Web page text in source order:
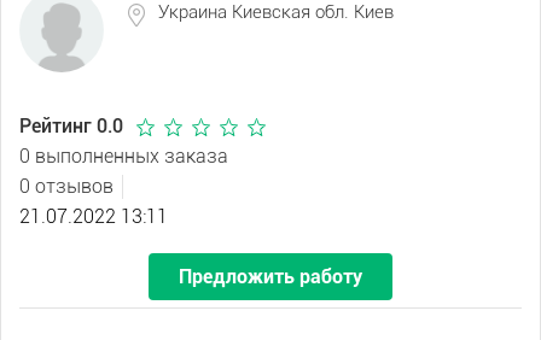
Украина Киевская обл. Киев
Рейтинг 0.0
0 выполненных заказа
0 отзывов
21.07.2022 13:11
Предложить работу